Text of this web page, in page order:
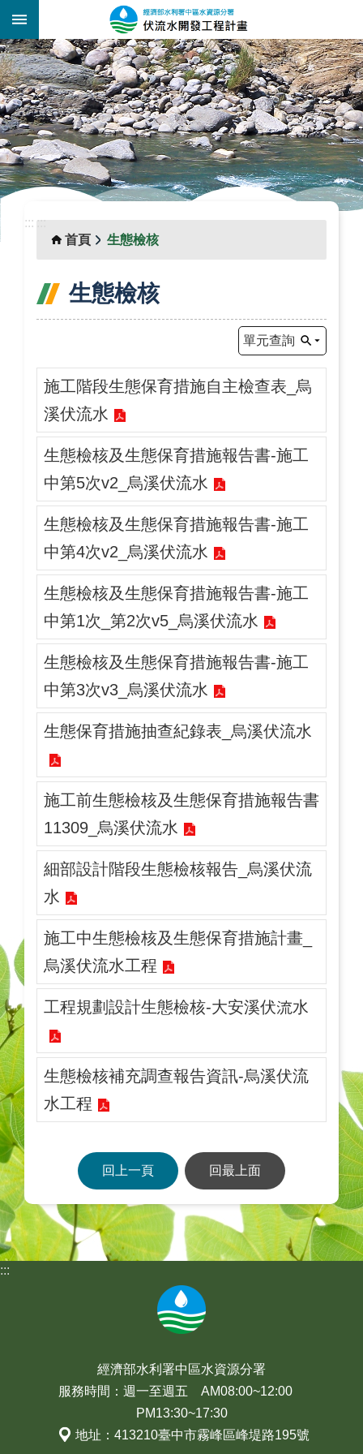
跳到主要內容區塊
::: _
::: :::
首頁
生態檢核
生態檢核
單元查詢
施工階段生態保育措施自主檢查表_烏
溪伏流水
生態檢核及生態保育措施報告書-施工
中第5次v2_烏溪伏流水
生態檢核及生態保育措施報告書-施工
中第4次v2_烏溪伏流水
生態檢核及生態保育措施報告書-施工
中第1次_第2次v5_烏溪伏流水
生態檢核及生態保育措施報告書-施工
中第3次v3_烏溪伏流水
生態保育措施抽查紀錄表_烏溪伏流水
施工前生態檢核及生態保育措施報告書
11309_烏溪伏流水
細部設計階段生態檢核報告_烏溪伏流
水
施工中生態檢核及生態保育措施計畫_
烏溪伏流水工程
工程規劃設計生態檢核-大安溪伏流水
生態檢核補充調查報告資訊-烏溪伏流
水工程
回上一頁 回最上面
:::
經濟部水利署中區水資源分署
服務時間：週一至週五 AM08:00~12:00
PM13:30~17:30
地址：413210臺中市霧峰區峰堤路195號